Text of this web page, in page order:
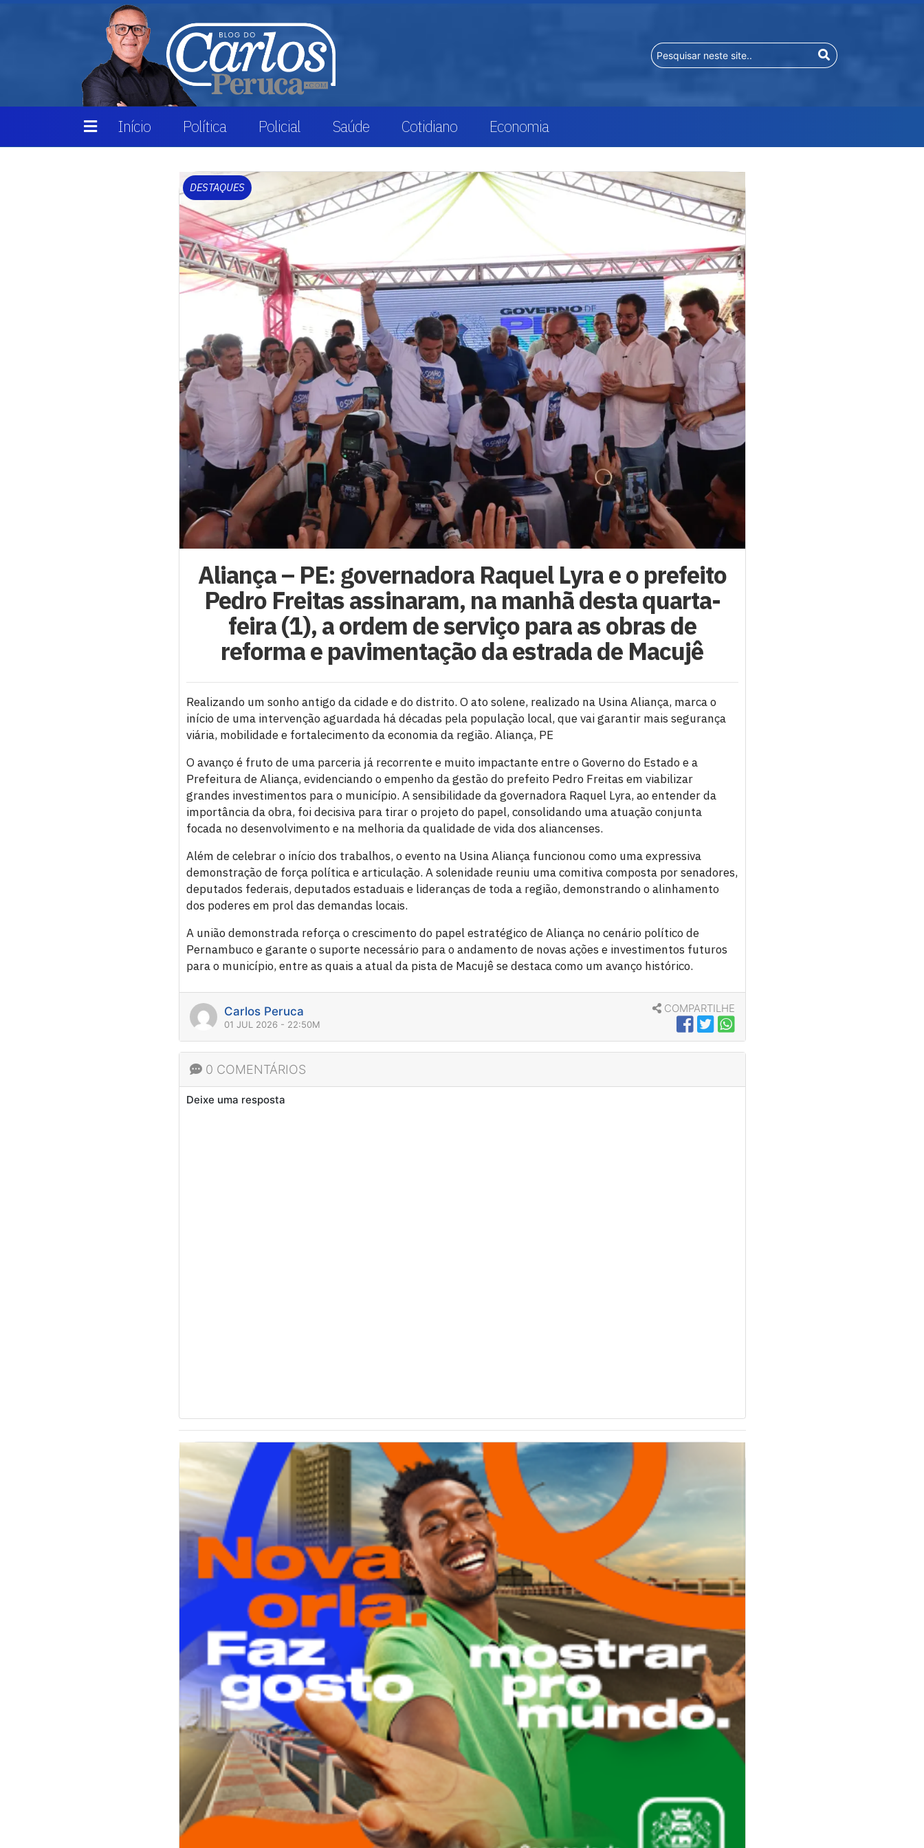
Início Política Policial Saúde Cotidiano Economia
DESTAQUES
Aliança – PE: governadora Raquel Lyra e o prefeito
Pedro Freitas assinaram, na manhã desta quarta-
feira (1), a ordem de serviço para as obras de
reforma e pavimentação da estrada de Macujê
Realizando um sonho antigo da cidade e do distrito. O ato solene, realizado na Usina Aliança, marca o
início de uma intervenção aguardada há décadas pela população local, que vai garantir mais segurança
viária, mobilidade e fortalecimento da economia da região. Aliança, PE
O avanço é fruto de uma parceria já recorrente e muito impactante entre o Governo do Estado e a
Prefeitura de Aliança, evidenciando o empenho da gestão do prefeito Pedro Freitas em viabilizar
grandes investimentos para o município. A sensibilidade da governadora Raquel Lyra, ao entender da
importância da obra, foi decisiva para tirar o projeto do papel, consolidando uma atuação conjunta
focada no desenvolvimento e na melhoria da qualidade de vida dos aliancenses.
Além de celebrar o início dos trabalhos, o evento na Usina Aliança funcionou como uma expressiva
demonstração de força política e articulação. A solenidade reuniu uma comitiva composta por senadores,
deputados federais, deputados estaduais e lideranças de toda a região, demonstrando o alinhamento
dos poderes em prol das demandas locais.
A união demonstrada reforça o crescimento do papel estratégico de Aliança no cenário político de
Pernambuco e garante o suporte necessário para o andamento de novas ações e investimentos futuros
para o município, entre as quais a atual da pista de Macujê se destaca como um avanço histórico.
Carlos Peruca
01 JUL 2026 - 22:50M
COMPARTILHE
0 COMENTÁRIOS
Deixe uma resposta